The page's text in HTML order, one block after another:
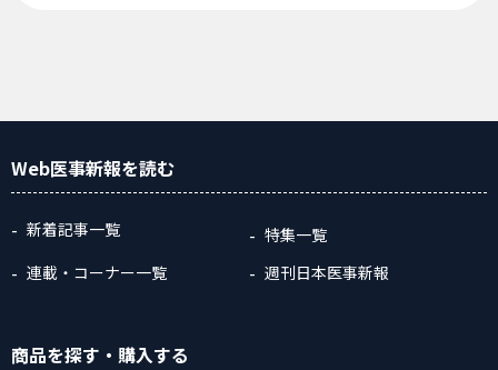
Web医事新報を読む
新着記事一覧
特集一覧
連載・コーナー一覧
週刊日本医事新報
商品を探す ・購入する